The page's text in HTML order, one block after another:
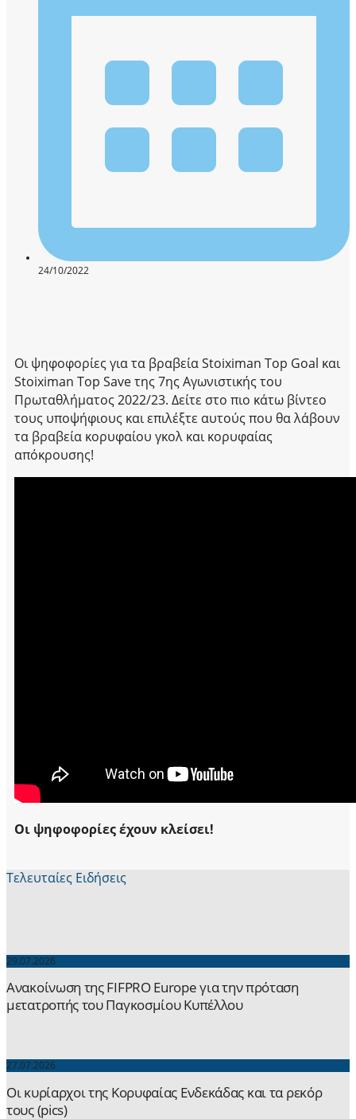
24/10/2022
Οι ψηφοφορίες για τα βραβεία Stoiximan Top Goal και
Stoiximan Top Save της 7ης Αγωνιστικής του
Πρωταθλήματος 2022/23. Δείτε στο πιο κάτω βίντεο
τους υποψήφιους και επιλέξτε αυτούς που θα λάβουν
τα βραβεία κορυφαίου γκολ και κορυφαίας
απόκρουσης!
Οι ψηφοφορίες έχουν κλείσει!
Τελευταίες Ειδήσεις
29.07.2026
Ανακοίνωση της FIFPRO Europe για την πρόταση
μετατροπής του Παγκοσμίου Κυπέλλου
27.07.2026
Οι κυρίαρχοι της Κορυφαίας Ενδεκάδας και τα ρεκόρ
τους (pics)